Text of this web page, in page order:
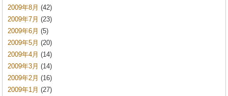
2009年8月 (42)
2009年7月 (23)
2009年6月 (5)
2009年5月 (20)
2009年4月 (14)
2009年3月 (14)
2009年2月 (16)
2009年1月 (27)